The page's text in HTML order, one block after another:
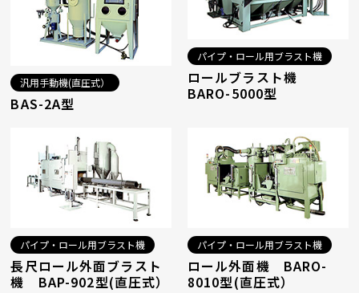
汎用手動機(直圧式）
BAS-2A型
パイプ・ロール用ブラスト機
ロールブラスト機
BARO-5000型
パイプ・ロール用ブラスト機
長尺ロール外面ブラスト
機 BAP-902型(直圧式）
パイプ・ロール用ブラスト機
ロール外面機 BARO-
8010型(直圧式）